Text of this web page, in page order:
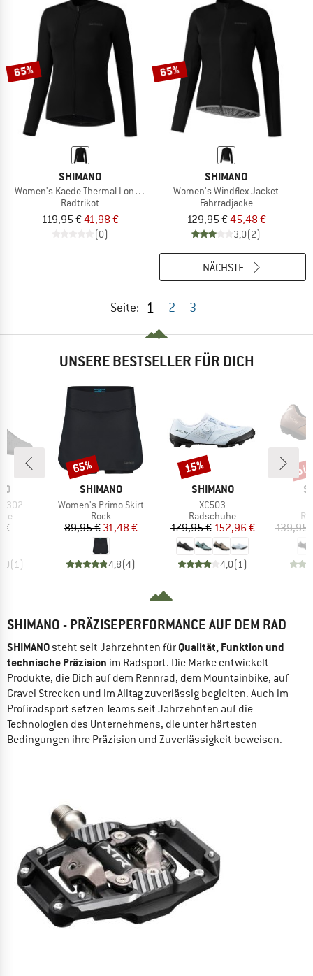
65%
SHIMANO
Women's Kaede Thermal Long Sleeve
Radtrikot
119,95 €41,98 €
(0)
65%
SHIMANO
Women's Windflex Jacket
Fahrradjacke
129,95 €45,48 €
3,0(2)
Seite: 1 2 3
NÄCHSTE
UNSERE BESTSELLER FÜR DICH
€
(1 )
MARKE
SHIMANO
Artikel
Women's Primo Skirt
Produktgruppe
Rock
Preis
89,95 €reduzierter Preis
31,48 €
4,8(4)
Rabatt
65%
MARKE
SHIMANO
Artikel
XC503
Produktgruppe
Radschuhe
Preis
179,95 €reduzierter Preis
152,96 €
4,0(1 )
Rabatt
15%
139,95
SHIMANO - PRÄZISEPERFORMANCE AUF DEM RAD
SHIMANOsteht seit Jahrzehnten für Qualität, Funktion und
technische Präzision im Radsport. Die Marke entwickelt
Produkte, die Dich auf dem Rennrad, dem Mountainbike, auf
Gravel Strecken und im Alltag zuverlässig begleiten. Auch im
Profiradsport setzen Teams seit Jahrzehnten auf die
Technologien des Unternehmens, die unter härtesten
Bedingungen ihre Präzision und Zuverlässigkeit beweisen.